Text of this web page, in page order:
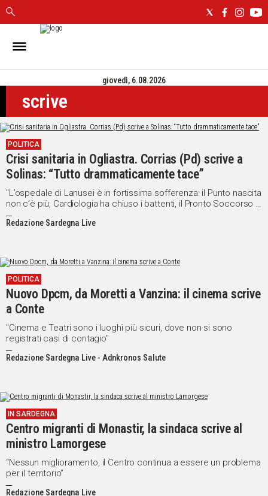
IN
CAGLIARI
SASSARI
NUORO
ORISTANO
SULCIS
GALLURA
OGLIASTRA
MEDIO
CAMPIDANO
POLITICA
IN
ITALIA
NEL
MONDO
SPORT
EVENTI
VIDEO
giovedì, 6.08.2026
scrive
POLITICA
Crisi sanitaria in Ogliastra. Corrias (Pd) scrive a
Solinas: “Tutto drammaticamente tace”
"L’ospedale di Lanusei è in fortissima sofferenza: il Punto nascita
non c’è più, Cardiologia ha chiuso i battenti, il Pronto Soccorso è
l’anticamera del nulla"
Redazione Sardegna Live
POLITICA
Nuovo Dpcm, da Moretti a Vanzina: il cinema scrive
a Conte
"Cinema e Teatri sono i luoghi più sicuri, dove non si sono
registrati casi di contagio"
Redazione Sardegna Live - Adnkronos Salute
IN SARDEGNA
Centro migranti di Monastir, la sindaca scrive al
ministro Lamorgese
“Nessun miglioramento, il Centro continua a essere un problema
per il territorio”
Redazione Sardegna Live